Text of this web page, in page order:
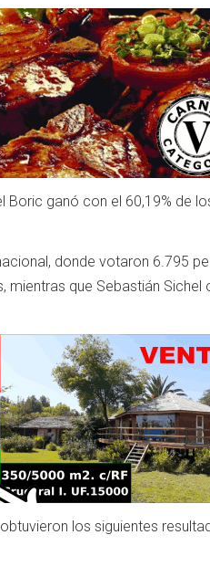
Boric ganó con el 60,19% de
donde votaron 6.795
mientras que Sebastián Sichel
los siguientes